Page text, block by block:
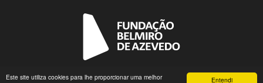
Entendi
Este site utiliza cookies para lhe proporcionar uma melhor
© Copyright 2018 EDULOG | Fundação Belmiro de Azevedo